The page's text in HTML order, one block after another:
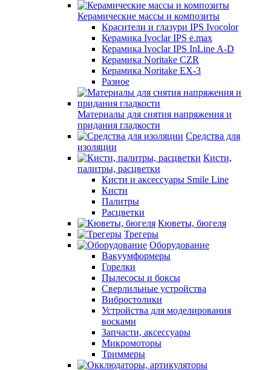
Керамические массы и композиты
Красители и глазури IPS Ivocolor
Керамика Ivoclar IPS e.max
Керамика Ivoclar IPS InLine A-D
Керамика Noritake CZR
Керамика Noritake EX-3
Разное
Материалы для снятия напряжения и
придания гладкости
Средства для
изоляции
Кисти,
палитры, расцветки
Кисти и аксессуары Smile Line
Кисти
Палитры
Расцветки
Кюветы, бюгеля
Трегеры
Оборудование
Вакуумформеры
Горелки
Пылесосы и боксы
Сверлильные устройства
Вибростолики
Устройства для моделирования
восками
Запчасти, аксессуары
Микромоторы
Триммеры